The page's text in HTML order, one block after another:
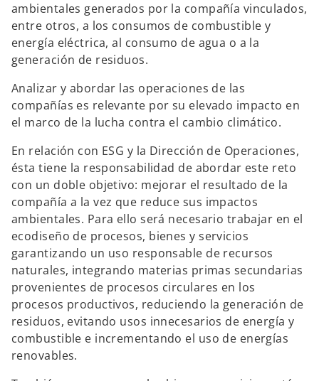
a
a
u
e
v
a
ñ
a
u
v
a
a
n
u
ambientales generados por la compañía vinculados,
entre otros, a los consumos de combustible y
energía eléctrica, al consumo de agua o a la
generación de residuos.
Analizar y abordar las operaciones de las
compañías es relevante por su elevado impacto en
el marco de la lucha contra el cambio climático.
En relación con ESG y la Dirección de Operaciones,
ésta tiene la responsabilidad de abordar este reto
con un doble objetivo: mejorar el resultado de la
compañía a la vez que reduce sus impactos
ambientales. Para ello será necesario trabajar en el
ecodiseño de procesos, bienes y servicios
garantizando un uso responsable de recursos
naturales, integrando materias primas secundarias
provenientes de procesos circulares en los
procesos productivos, reduciendo la generación de
residuos, evitando usos innecesarios de energía y
combustible e incrementando el uso de energías
renovables.